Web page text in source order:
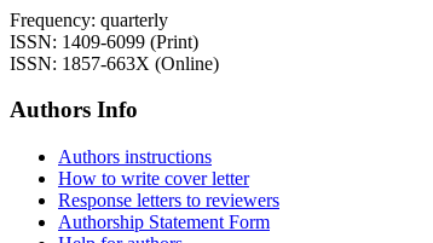
Frequency: quarterly
ISSN: 1409-6099 (Print)
ISSN: 1857-663X (Online)
Authors Info
Authors instructions
How to write cover letter
Response letters to reviewers
Authorship Statement Form